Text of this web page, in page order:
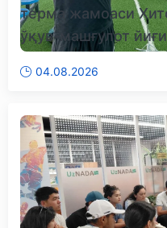
терма жамоаси
ўқув-машғулот
04.08.2026